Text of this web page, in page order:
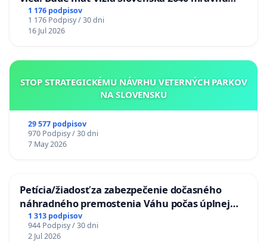
chrbticu?
1 176 podpisov
1 176 Podpisy / 30 dni
16 Jul 2026
STOP STRATEGICKÉMU NÁVRHU VETERNÝCH PARKOV
NA SLOVENSKU
29 577 podpisov
970 Podpisy / 30 dni
7 May 2026
Petícia/žiadosť za zabezpečenie dočasného
náhradného premostenia Váhu počas úplnej
uzávery Vážskeho mosta v Komárne
1 313 podpisov
944 Podpisy / 30 dni
2 Jul 2026